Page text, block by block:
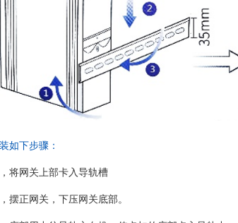
如下步骤：
将网关上部卡入导轨槽
摆正网关，下压网关底部。